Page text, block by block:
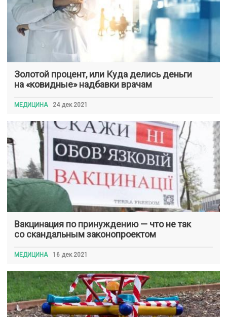
Золотой процент, или Куда делись деньги
на «ковидные» надбавки врачам
МЕДИЦИНА 24 дек 2021
Вакцинация по принуждению — что не так
со скандальным законопроектом
МЕДИЦИНА 16 дек 2021